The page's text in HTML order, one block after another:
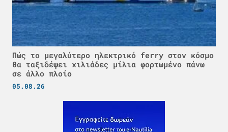
Πώς το μεγαλύτερο ηλεκτρικό ferry στον κόσμο
θα ταξιδέψει χιλιάδες μίλια φορτωμένο πάνω
σε άλλο πλοίο
05.08.26